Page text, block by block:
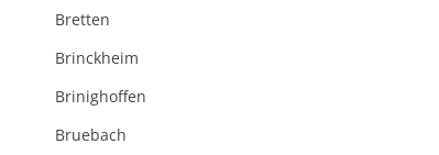
Bretten
Brinckheim
Brinighoffen
Bruebach